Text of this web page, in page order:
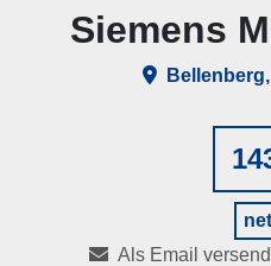
Siemens
Als Email